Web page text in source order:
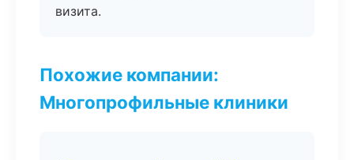
визита.
Похожие компании:
Многопрофильные клиники